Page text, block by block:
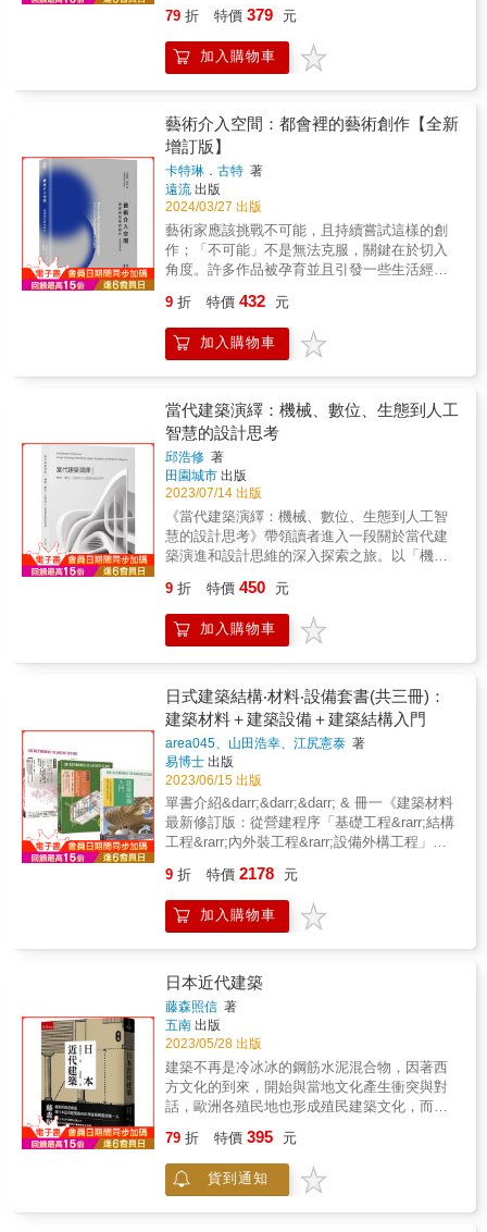
中期在家具設計領域對世界所帶來的深遠影
響，也看見了2000年後，北歐建築新秀承繼了
北歐自然系之風土思考而發展出「有溫度」的
現代主義，這正是在全球各地方興未艾的美學
五位大師重要代表作，包括：◎Gunnar
Asplund的森之墓地＝與自然的依偎與搭配
◎Alvar Aalto的芬蘭廳＝與自然和諧相處
◎Arne Jacobsen的SAS皇家酒店＝引入自然
◎Snohetta的奧斯陸歌劇院＝化身風景◎BIG的
8 House和山住宅＝融入自然▌與日本一見如
故：在北歐與日本之間另一個令謝宗哲對北歐
傾心的理由，是北歐與日本間的一見如故。兩
地不可思議地共享了自然系意識與價值：「丹
麥與日本共享了一種對優良傳統質材的專注，
非僅著重於華麗的外表裝飾。▌30個享受自然＋
設計相伴的旅遊＆神遊療癒景點本書所選粹的
案例，是旅遊景點，是神遊之地，更是生活提
宛如牧歌般平和且讓人倍感安慰及鼓舞的氛
圍。那是古老大地的啟蒙，與對時間的知遇之
恩，寒冷與溫暖、黑暗與光明、憂鬱與希望永
無止盡的設計思考與生活方式。（原書名：
《走進自然，愛上北歐建築：30個旅遊＆神遊
的療癒景點，享受自然＋設計相伴的生活溫
度》）
與拱頂──圓拱、尖頂拱、蔥頭拱、四心拱、雙
心拱、筒形拱頂、交叉拱頂、四分肋拱頂、枝
肋拱頂、扇形拱頂、肋、枝肋、凸飾、懸垂飾․
窗──凸窗、凸肚窗、老虎窗、威尼斯式窗、撒
直欞、橫檔、窗花格、滴水線腳、窗台、尖角
飾、匕首飾、劍形飾․門與出入口──龕式門、
鑲板門、門側柱、框緣、門廊、門樓․屋頂與天
花板──屋脊、椽、主椽、繫樑、領樑、斜撐、
桁架中柱、雙柱、曲木叉柱、牆筋、托牆樑、
藻井․牆面與扶壁──女兒牆、雉堞、城垛、城
齒、扶壁、飛扶壁、隅石、腰線、鑲板、盲連
拱․欄杆與扶手──扶欄、扶手、欄杆柱、欄杆
柱狀直欞․裝飾線腳──環狀半圓凸線腳、凹圓
弧線腳、平線線腳、小半圓凸線腳、凹線腳、
凸圓線腳、犬牙紋、人字紋、鋸齒紋、釘頭
紋、錯齒紋、菱格紋▌各大類型英式建築一次飽
覽77個值得造訪的模範建築手繪大全․宗教建築
大教堂∣教堂∣修道院∣禮拜堂․防禦性建築 城堡∣塔
∣連棟排屋∣農舍∣平房∣小屋․公共與市政建築 市政
廳∣圖書館∣博物館∣學校∣大學․商業與工業建築 百
貨公司∣銀行∣商店∣火車站∣工廠∣倉庫∣穀倉․娛樂
與文化建築 劇院∣電影院∣客棧∣浴場․古典範本建
築 神廟∣凱旋門∣競技場∣長方形教堂將英國各地
的特色建築進行細部繪製，一次看遍英國建築
的風貌。從丹夫林修道院、聖彼得教堂、猶太
之家，到現代的黃金巷集合住宅、碎片塔、快
豐富的紙上遊歷，對於即將前往英國旅行的讀
──建築材料與它們的產地石材∣磚塊∣瓦與飾面
磚∣木材除了建築，本書還深入介紹你打造英國
建築的材料出處與類型。包含建築選材思考與
運用方式、採石場的分布，以及在地選材，或
者高級建築的跨域材料選配。書中提供英國建
築不同的石材砌法：亂石砌、成層毛石砌、琢
石砌等。以及不同的裝飾性砌磚法：人字紋、
英式砌法、法蘭德斯式砌法……此外，隨著美
術工藝運動的興起，飾面磚與瓦片是如何用於
覆面裝飾，其品項與技法。而架構起建築的木
構形式也有重點說明。▌學會英國建築的語言，
掌握世界通用的建築語彙對建築的理解不需要
能說出眼前事物的名稱，理解便隨之而來。當
我們能指認「愛奧尼亞柱」、辨識「飛扶
壁」、說出「蔥頭拱」與「四心拱」的差異
主義的冷冽，都將成為你能閱讀、能言說的故
事。英國建築的獨特之處，在於它完整吸收並
轉化了歐洲大陸的建築傳統。從義大利文藝復
興的帕拉底歐主義，到法國的巴洛克，再到德
國的包浩斯現代主義——這些風格都在英國落
地生根、發展出獨特變體，再透過大英帝國的
全球網絡向外傳播。讀懂英國建築，等於掌握
了一把解讀全球建築的萬能鑰匙。【本書特
色】★手繪勝過照片──每幅手繪經過精心取
又好啃──文字機智風趣，時而自嘲、時而吐
槽，艱澀知識也能輕鬆愉快。★實地探索指南
──本書精選可供參訪的建築，是真正建築迷寫
中軸線到內外教堂的關係邏輯，強調每一個設
單純的建築導覽或歷史回顧，而是一場思想上
的旅程。它邀請讀者進入空間構成的深層語
義，理解「轉向」不只是形式上的革新，更是
「前所未有」的建築，作者嘗試開啟當代建築
人對神聖性、社會性與建築語言之間關係的重
新思考。【本書特色】· 空間語言的深層解構
從建築基本元素切入，深入分析牆、窗、門、
塔等構成，展現廊香教堂獨特的構築邏輯與其
背後的建築語法創新。· 轉向理論的原點剖析
探討廊香教堂如何成為現代建築語言「轉向」
的臨界點，回應信仰與現代性的拉鋸與整合。·
更深入揭露宗教、儀式與信仰在建築實踐中如
免單一功能性或美學討論，以「問題解決」的
觀點回應空間配置的每一個困境，呈現建築設
計的過程性與複雜性。· 適合建築設計實務者
與研究者閱讀本書結合設計經驗與理論思考，
對於從事建築設計、教堂建築研究或空間思辨
的讀者皆具高度參考價值。
感……提昇城市氣質需要堅定的決心和耐心，
有魄力的公權力應先以如何整合協調城市的顏
色，進行徹底改造的行動。──林貴榮本書記錄
構築城市面貌的思考和觀察。除了實務工作
外，他從文學、哲學、宗教、社會時事，甚至
流行文化中吸收養分，使之對於空間的建構如
何呼應時代需求有更多元的想像力。並透過在
不同的城市實地遊走，感受各地文化與建築的
互動，擷取他方之長或為借鏡，進而思考屬於
台灣在地的建築特質。文字有抒情、有想像，
更有對於建築實務、城市美學的洞見與建言。
期望恢復城市空間與人的良好關係，潛移默化
培養市民生活美學，提升台灣城市的競爭力，
與深邃。魏崢 振興醫院院長 專文推薦吳錫德
淡江大學法文系榮譽教授姚仁喜 建築師建築大
叔 城市觀察漫畫家胡琮淨 台北科技大學建築系
計總監／建築博士郭肇立 建築評論家曾光宗 台
灣建築學會理事長潘冀 建築師謝宗哲 台南建築
三年展策展人謝佩霓 藝評家、作家簡又新 台灣
永續能源研究基金會董事長共同推薦（依姓名
筆畫排序）林貴榮先生樸實、熱情、樂於與人
分享，他以藝術家的視角，發現空間的美學，
以人文學者的關懷，闡釋居住的哲學。這本
「建築筆記」恰是他一生向建築探問的奧德賽
與建築是一個社會的縮影，是歷史、文化、科
左右這些空間品質的重要因子之一，就是生活
在那塊土地上人們的美學文化DNA。林建築師
洞悉東、西方文化的本質，從他細膩的視角與
觀點評論來閱讀城市的內涵，特別令人感到深
刻。高度推薦！──胡琮淨 台北科技大學建築系
兼任助理教授林建築師從電影、經濟、文學、
宗教、藝術、政治、建築、社會議題等不同角
度切入，談百年來法國巴黎的都市更新計畫之
新舊並存，延伸到台灣未來都市更新的百年計
畫，小至汐止媽祖廟新建築的理念，其中之
妙，只有細品林建築師的文筆，才能深深體會
他對台灣未來建築的期待，這是台灣近幾十年
來的一本好書，不僅是建築界的好書，更是藝
術殿堂之城市美學創意的絕佳好書！──袁宗南
袁宗南照明設計事務所 設計總監／建築博士城
市是每個人追求夢想的地方，也是一個想像的
雅明在《巴黎的拱廊街》書中的「遊蕩者」
（flâneur），以銳利的眼睛觀察城市、探索城
市、批判城市，並將他的體驗分享給讀者。──
郭肇立 建築評論家林貴榮建築師以其豐富的國
際閱歷，從法國到台灣，在基於文化底蘊的深
層影響下，思考著城市的本質與價值。──曾光
宗 台灣建築學會理事長一座充滿顏值的城市，
和環境共融的永續建築，又該呈現什麼面貌？
師透過筆下精彩的文字，引領讀者重新思考建
築之於使用者和城市的意義，也不吝於從專業
角度，提出對當今建築產業發展的建言。無論
79 折 特價 379 元
加入購物車
藝術介入空間：都會裡的藝術創作【全新
增訂版】
卡特琳．古特 著
遠流 出版
2024/03/27 出版
藝術家應該挑戰不可能，且持續嘗試這樣的創
作；「不可能」不是無法克服，關鍵在於切入
角度。許多作品被孕育並且引發一些生活經
過於貧瘠。&mdash;&mdash;卡特琳．古特
Catherine Grout & 本書作者長期在公共空間策
劃展覽活動，將公共空間的定義，從公共廣場
術等於在創造一個可以公共分享的場域。作者
認為，公共藝術是一種揭露多元經驗與感性的
創作形式，所以瞬間、即興、短暫停留的視覺
性、抽象感知或事件性創作，有形、無形作品
都可屬之，這樣的觀點提供我們一個很不同的
認知視野。書中從不同角度探討藝術、空間與
人的關係，以及藝術家計畫中參與、介入與合
作的多種形式，藉由不同案例提供了更多元的
操作模式與議題。 &
9 折 特價 432 元
加入購物車
當代建築演繹：機械、數位、生態到人工
智慧的設計思考
邱浩修 著
田園城市 出版
2023/07/14 出版
《當代建築演繹：機械、數位、生態到人工智
慧的設計思考》帶領讀者進入一段關於當代建
築演進和設計思維的深入探索之旅。以「機械
論」四個章節為結構，本書探討了現代科技對
當代建築的影響與演變。每個章節都呈現了不
同的觀點和設計概念，貫穿著「起、承、轉、
觀點開始，開啟了建築現代性游移於「機械」
與「有機」兩個二元辯證論點。在「承繼」階
段，書中接續描繪數位化時代對建築的影響，
從實體到虛擬的社會轉變，探索了材料與形式
的去物質化呈現以及即時性和瞬時性的反饋連
結。在「轉變」階段，書中關注了環境議題的
興起，介紹了環境智能和建築系統的共生思
維，探討了空間形式與能量流動之間的關係。
最後，在「整合」階段，書中探討了智慧設計
在建築中的應用，特別是人工智慧的介入，強
標，並探討了人與自然關係的演化。 本書也強
調了建築技術與自然環境之間的辯證關係，並
探討了AI對建築創新的潛力。從「混成自然」
論將延伸到生態智慧、材料智慧、結構智慧和
功能智慧等範疇。這些不同的方法將啟發新一
代建築師，帶來對未來環境更豐富、更有韌性
的空間想像，並為建築領域的創新作出革新性
的貢獻。 《當代建築演繹：機械、數位、生態
到人工智慧的設計思考》是一本融合了理論探
討和實踐應用的專業著作，旨在引領建築師、
題。無論您是對建築感興趣的讀者，還是從事
建築相關行業的專業人士，這本書都將為您提
供新的視野與機會，去思考建築產業在這個充
9 折 特價 450 元
加入購物車
日式建築結構‧材料‧設備套書(共三冊)：
建築材料＋建築設備＋建築結構入門
area045、山田浩幸、江尻憲泰 著
易博士 出版
2023/06/15 出版
單書介紹&darr;&darr;&darr; & 冊一《建築材料
最新修訂版：從營建程序「基礎工程&rarr;結構
工程&rarr;內外裝工程&rarr;設備外構工程」全
解》 從農業時代的土夯住屋，到現代的鋼骨造
高樓建築，建築形態因建築材料的技術進步，
而有重大突破。建築材料之於建築物的重要程
實現的唯一途徑就是從建築材料著手。 本書集
結日本橫濱地區眾多資深一級建築師的各種現
場經驗，和近年新技術材料使用分析與導入的
工法。依照建築物的建造工序，從整體構法到
施做細節，詳述各項工程的材料性質、施工方
法及施工後的維護，帶領讀者透過現場作業，
理解材料的加工方式與工法重點，實質發揮出
材料的性能價值，亦助於在設計階段就掌握細
節要點。 【本書特色】 詳介LVL、BP材、CLT
技術 5大工程╳110個木造、鋼骨造、鋼筋混凝
土造工程材料性能、用途與施做工法的重點 百
張全彩呈現施工精彩照片、詳盡圖表、構造原
9 折 特價 2178 元
加入購物車
日本近代建築
藤森照信 著
五南 出版
2023/05/28 出版
建築不再是冷冰冰的鋼筋水泥混合物，因著西
方文化的到來，開始與當地文化產生衝突與對
話，歐洲各殖民地也形成殖民建築文化，而這
照信花費二十幾年的時間，由幕府末期、明治
初期的西洋館到昭和初期的現代主義，持續調
查研究，完成這本超越以往日本建築的歷史寫
79 折 特價 395 元
貨到通知